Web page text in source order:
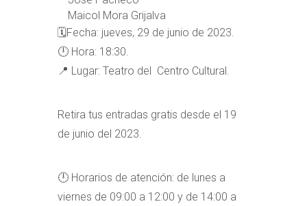
Maicol Mora Grijalva
🗓️Fecha: jueves, 29 de junio de 2023.
🕛 Hora: 18:30.
📍 Lugar: Teatro del Centro Cultural.
Retira tus entradas gratis desde el 19
de junio del 2023.
🕛 Horarios de atención: de lunes a
viernes de 09:00 a 12:00 y de 14:00 a